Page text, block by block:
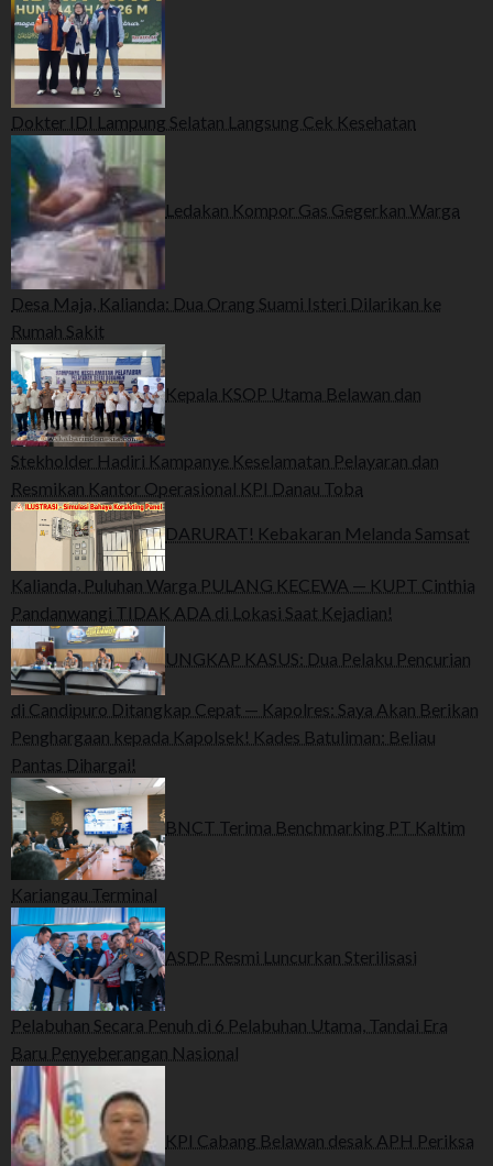
Dokter IDI Lampung Selatan Langsung Cek Kesehatan
Ledakan Kompor Gas Gegerkan Warga
Desa Maja, Kalianda: Dua Orang Suami Isteri Dilarikan ke
Rumah Sakit
Kepala KSOP Utama Belawan dan
Stekholder Hadiri Kampanye Keselamatan Pelayaran dan
Resmikan Kantor Operasional KPI Danau Toba
DARURAT! Kebakaran Melanda Samsat
Kalianda, Puluhan Warga PULANG KECEWA — KUPT Cinthia
Pandanwangi TIDAK ADA di Lokasi Saat Kejadian!
UNGKAP KASUS: Dua Pelaku Pencurian
di Candipuro Ditangkap Cepat — Kapolres: Saya Akan Berikan
Penghargaan kepada Kapolsek! Kades Batuliman: Beliau
Pantas Dihargai!
BNCT Terima Benchmarking PT Kaltim
Kariangau Terminal
ASDP Resmi Luncurkan Sterilisasi
Pelabuhan Secara Penuh di 6 Pelabuhan Utama, Tandai Era
Baru Penyeberangan Nasional
KPI Cabang Belawan desak APH Periksa